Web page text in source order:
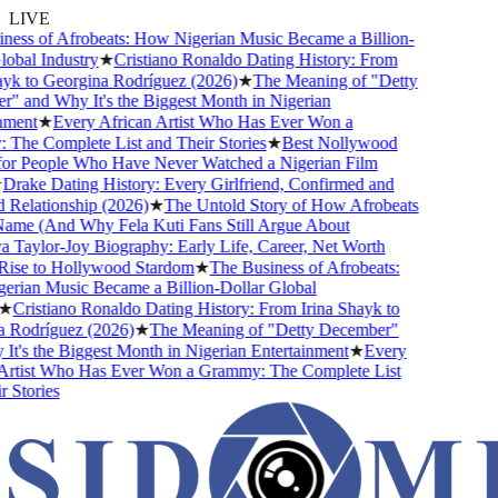
LIVE
of Afrobeats: How Nigerian Music Became a Billion-
Industry★Cristiano Ronaldo Dating History: From
to Georgina Rodríguez (2026)★The Meaning of "Detty
and Why It's the Biggest Month in Nigerian
★Every African Artist Who Has Ever Won a
Complete List and Their Stories★Best Nollywood
People Who Have Never Watched a Nigerian Film
Dating History: Every Girlfriend, Confirmed and
(2026)★The Untold Story of How Afrobeats
(And Why Fela Kuti Fans Still Argue About
Joy Biography: Early Life, Career, Net Worth
to Hollywood Stardom★The Business of Afrobeats:
Music Became a Billion-Dollar Global
Cristiano Ronaldo Dating History: From Irina Shayk to
(2026)★The Meaning of "Detty December"
the Biggest Month in Nigerian Entertainment★Every
Who Has Ever Won a Grammy: The Complete List